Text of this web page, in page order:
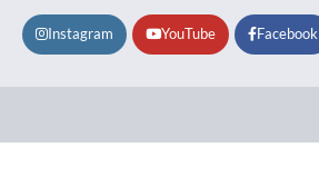
Instagram YouTube Facebook